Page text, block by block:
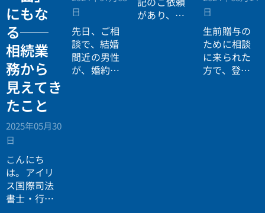
にもな
る──
相続業
務から
見えてき
たこと
2025年05月30
日
こんにち
は。アイリ
ス国際司法
書士・行政
日
先日、ご相
談で、結婚
間近の男性
が、婚約者
があり、被
日
生前贈与の
ために相談
に来られた
方で、登記